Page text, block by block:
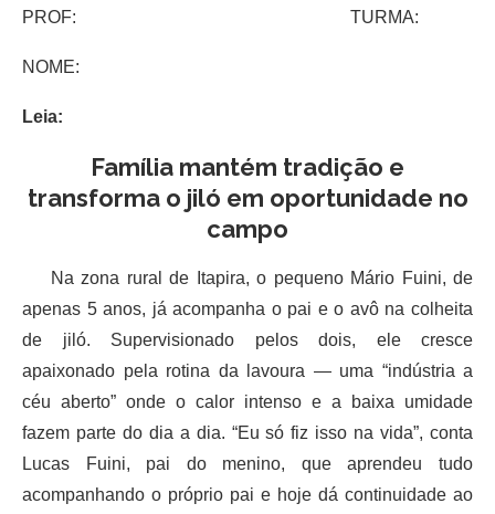
PROF: TURMA:
NOME:
Leia:
Família mantém tradição e
transforma o jiló em oportunidade no
campo
Na zona rural de Itapira, o pequeno Mário Fuini, de
apenas 5 anos, já acompanha o pai e o avô na colheita
de jiló. Supervisionado pelos dois, ele cresce
apaixonado pela rotina da lavoura — uma “indústria a
céu aberto” onde o calor intenso e a baixa umidade
fazem parte do dia a dia. “Eu só fiz isso na vida”, conta
Lucas Fuini, pai do menino, que aprendeu tudo
acompanhando o próprio pai e hoje dá continuidade ao